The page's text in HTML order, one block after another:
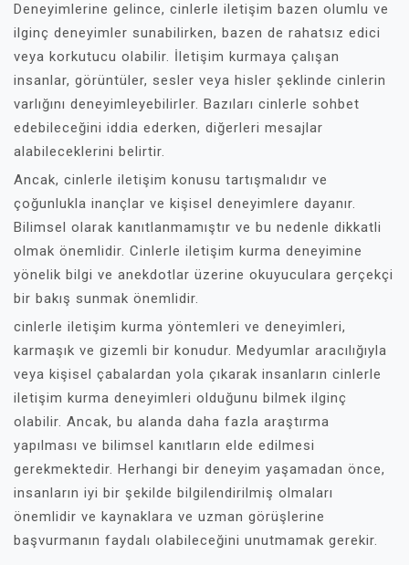
Deneyimlerine gelince, cinlerle iletişim bazen olumlu ve
ilginç deneyimler sunabilirken, bazen de rahatsız edici
veya korkutucu olabilir. İletişim kurmaya çalışan
insanlar, görüntüler, sesler veya hisler şeklinde cinlerin
varlığını deneyimleyebilirler. Bazıları cinlerle sohbet
edebileceğini iddia ederken, diğerleri mesajlar
alabileceklerini belirtir.
Ancak, cinlerle iletişim konusu tartışmalıdır ve
çoğunlukla inançlar ve kişisel deneyimlere dayanır.
Bilimsel olarak kanıtlanmamıştır ve bu nedenle dikkatli
olmak önemlidir. Cinlerle iletişim kurma deneyimine
yönelik bilgi ve anekdotlar üzerine okuyuculara gerçekçi
bir bakış sunmak önemlidir.
cinlerle iletişim kurma yöntemleri ve deneyimleri,
karmaşık ve gizemli bir konudur. Medyumlar aracılığıyla
veya kişisel çabalardan yola çıkarak insanların cinlerle
iletişim kurma deneyimleri olduğunu bilmek ilginç
olabilir. Ancak, bu alanda daha fazla araştırma
yapılması ve bilimsel kanıtların elde edilmesi
gerekmektedir. Herhangi bir deneyim yaşamadan önce,
insanların iyi bir şekilde bilgilendirilmiş olmaları
önemlidir ve kaynaklara ve uzman görüşlerine
başvurmanın faydalı olabileceğini unutmamak gerekir.